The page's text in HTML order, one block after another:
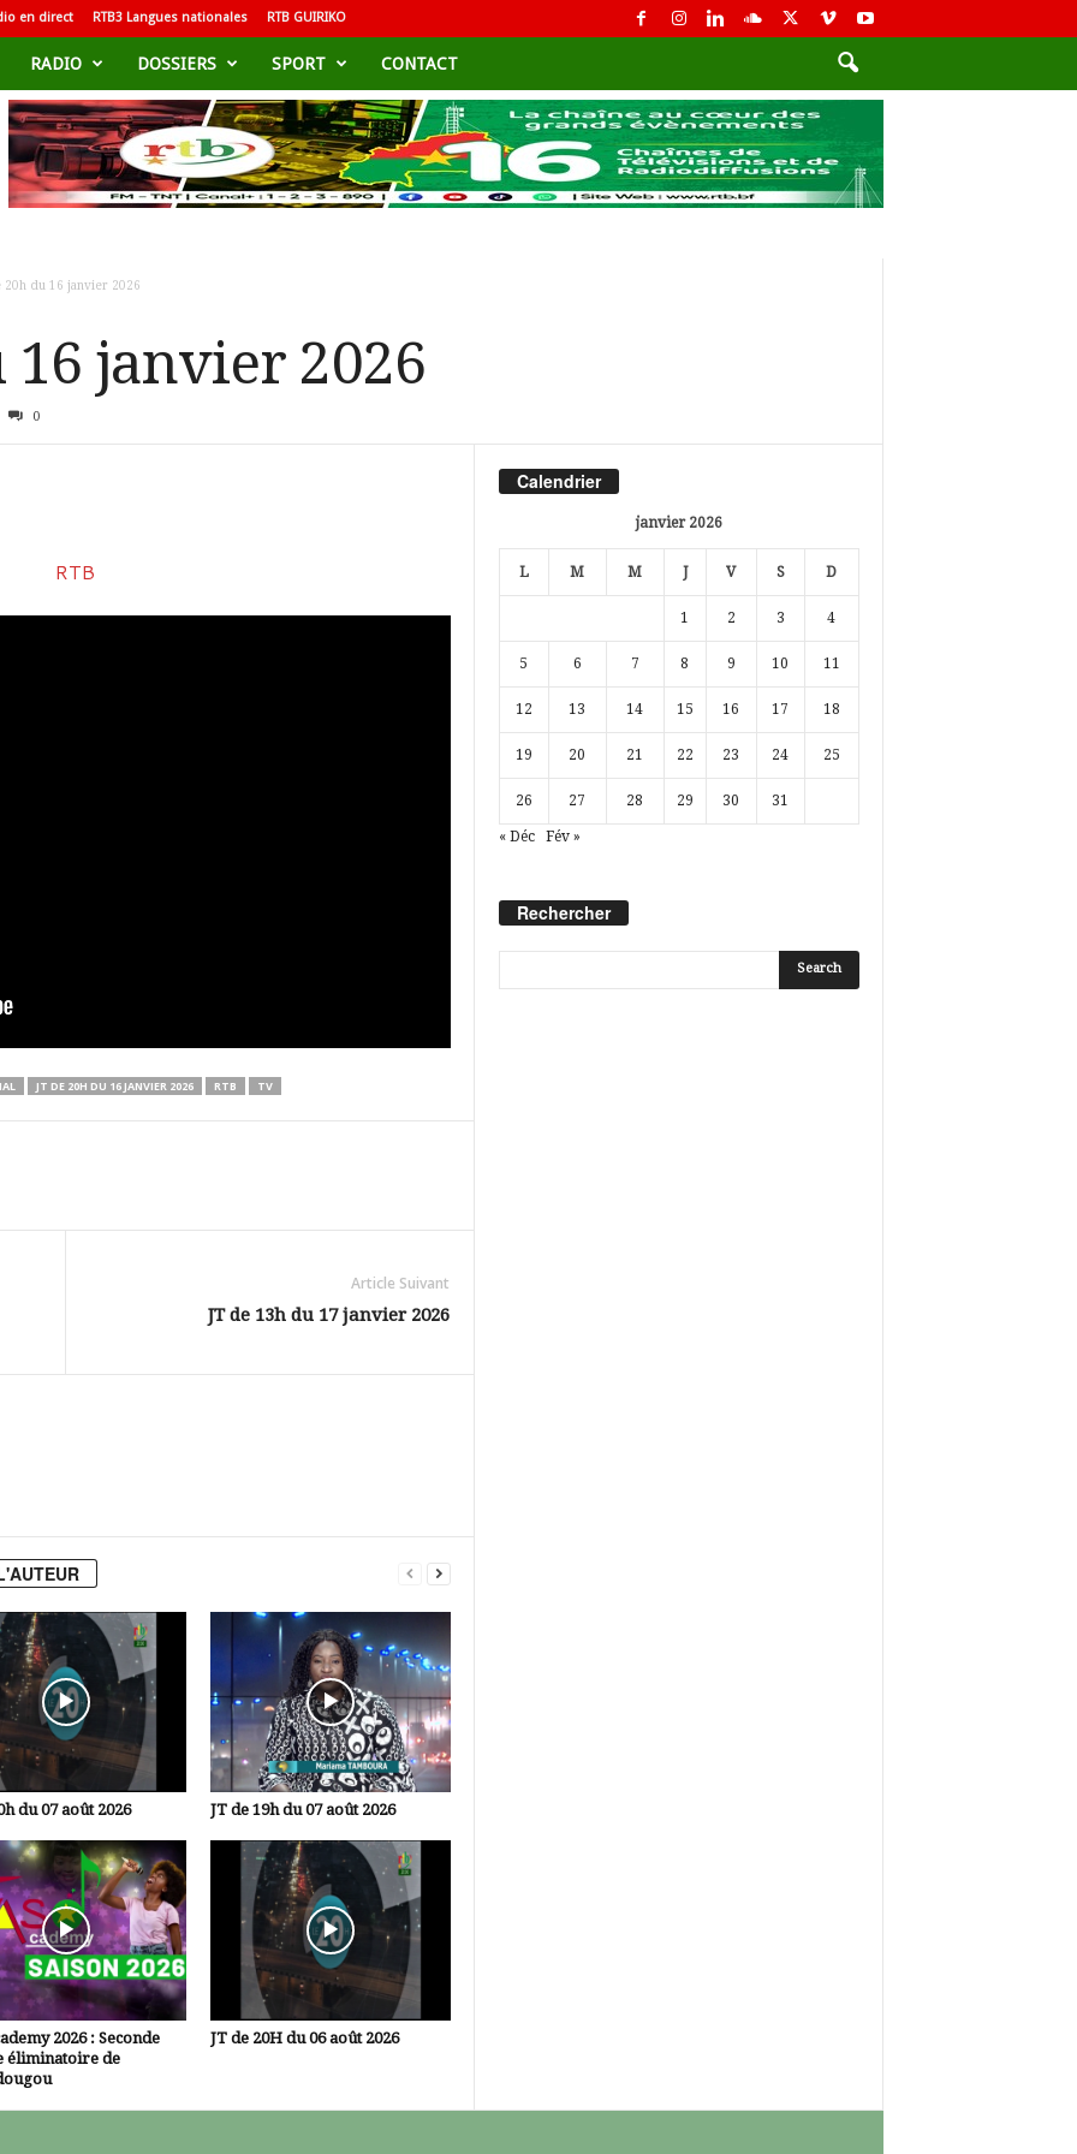
en direct RTB3 Langues nationales RTB GUIRIKO
RADIO DOSSIERS SPORT CONTACT
20h du 16 janvier 2026
16 janvier 2026
0
JT DE 20H DU 16 JANVIER 2026 RTB TV
Article Suivant
JT de 13h du 17 janvier 2026
du 07 août 2026 JT de 19h du 07 août 2026
2026 : Seconde
éliminatoire de
JT de 20H du 06 août 2026
Calendrier
janvier 2026
L M M J V S D
1 2 3 4
5 6 7 8 9 10 11
12 13 14 15 16 17 18
19 20 21 22 23 24 25
26 27 28 29 30 31
« Déc Fév »
Rechercher